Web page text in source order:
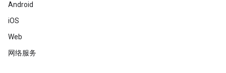
Android
iOS
Web
网络服务